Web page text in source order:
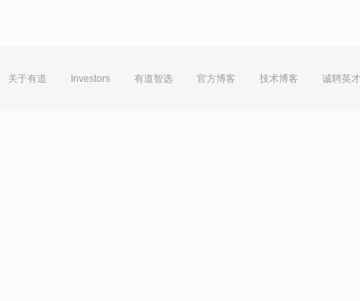
关于有道 Investors 有道智选 官方博客 技术博客 诚聘英才